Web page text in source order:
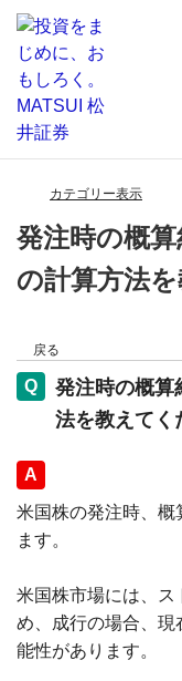
カテゴリー表示
発注時の概
の計算方法
戻る
発注時の概算
法を教えてく
回答
米国株の発注時、概
ます。
米国株市場には、ス
め、成行の場合、現
能性があります。